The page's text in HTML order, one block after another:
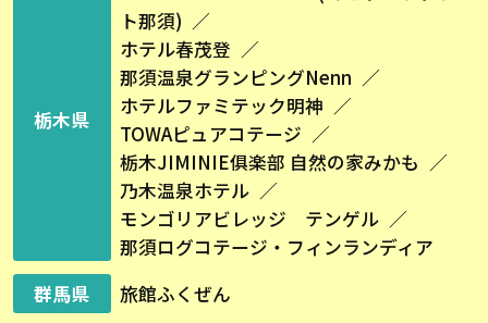
栃木県
ト那須)
ホテル春茂登
那須温泉グランピングNenn
ホテルファミテック明神
TOWAピュアコテージ
栃木JIMINIE俱楽部 自然の家みかも
乃木温泉ホテル
モンゴリアビレッジ テンゲル
那須ログコテージ・フィンランディア
群馬県
旅館ふくぜん